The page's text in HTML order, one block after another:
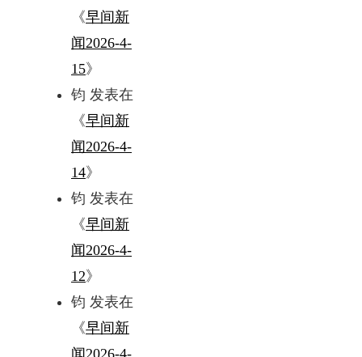
《早间新
闻2026-4-
15》
钧 发表在
《早间新
闻2026-4-
14》
钧 发表在
《早间新
闻2026-4-
12》
钧 发表在
《早间新
闻2026-4-